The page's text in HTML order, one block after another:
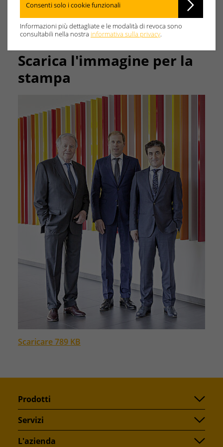
gestione dell'energia.
Scarica l'immagine per la
stampa
Scaricare 789 KB
Prodotti
Servizi
L'azienda
Consenti solo i cookie funzionali
Informazioni più dettagliate e le modalità di revoca sono
consultabili nella nostra informativa sulla privacy.